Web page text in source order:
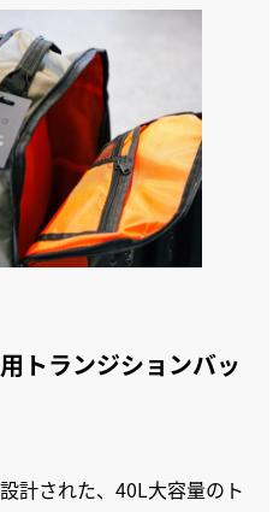
トランジションバッ
計された、40L大容量のト